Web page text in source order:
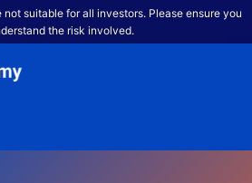
suitable for all investors. Please ensure you
the risk involved.